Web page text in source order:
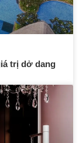
trị dở dang